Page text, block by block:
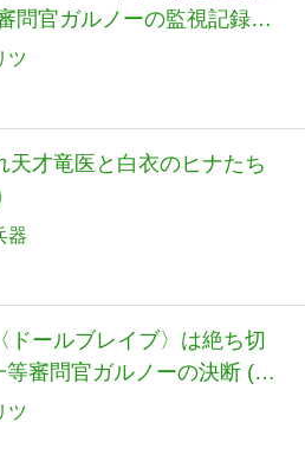
問官ガルノーの監視記録
ツ
天才竜医と白衣のヒナたち
器
ドールブレイブ〉は絶ち切
審問官ガルノーの決断 (MF
ツ